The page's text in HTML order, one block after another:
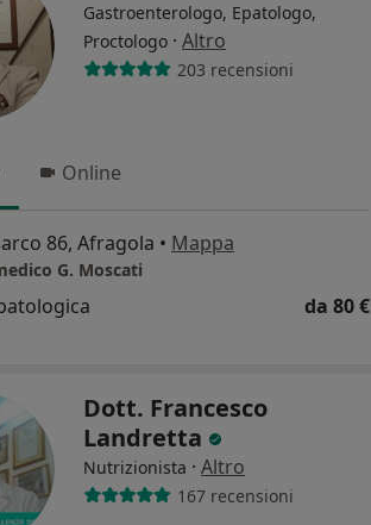
Gastroenterologo, Epatologo,
Proctologo · Altro
203 recensioni
Online
86, Afragola • Mappa
G. Moscati
da 80 €
Dott. Francesco
Landretta
Nutrizionista · Altro
167 recensioni